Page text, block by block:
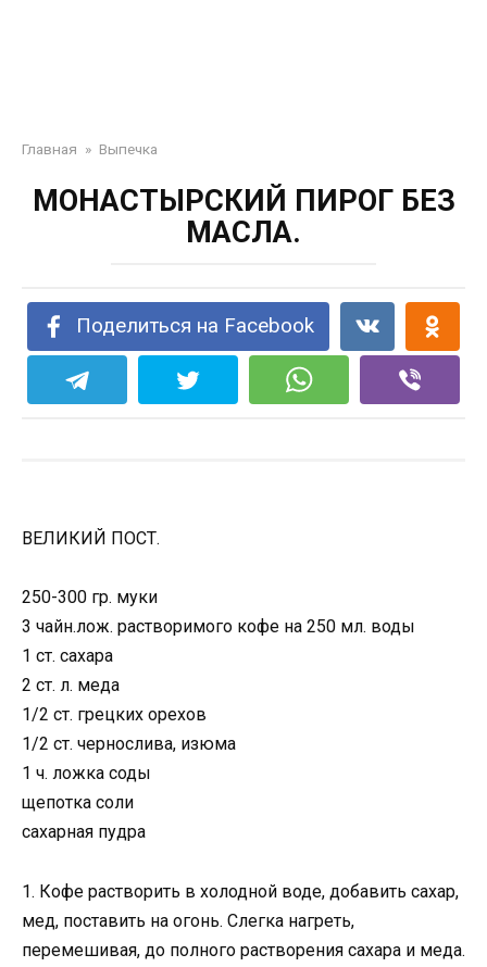
Главная » Выпечка
МОНАСТЫРСКИЙ ПИРОГ БЕЗ
МАСЛА.
Поделиться на Facebook
ВЕЛИКИЙ ПОСТ.
250-300 гр. муки
3 чайн.лож. растворимого кофе на 250 мл. воды
1 ст. сахара
2 ст. л. меда
1/2 ст. грецких орехов
1/2 ст. чернослива, изюма
1 ч. ложка соды
щепотка соли
сахарная пудра
1. Кофе растворить в холодной воде, добавить сахар,
мед, поставить на огонь. Слегка нагреть,
перемешивая, до полного растворения сахара и меда.